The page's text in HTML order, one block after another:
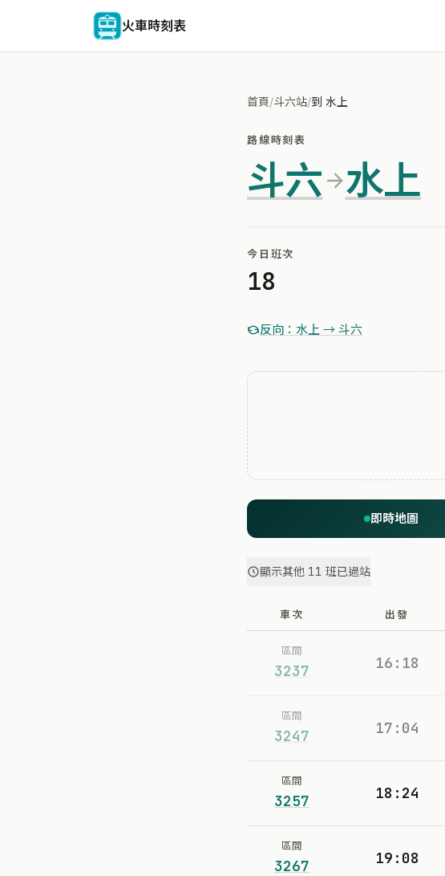
火車時刻表
首頁/斗六站/到 水上
路線時刻表
斗六 水上
今日班次
18
反向：水上 → 斗六
即時地圖
顯示其他 11 班已過站
車次 出發
區間
3237 16:18
區間
3247 17:04
區間
3257 18:24
區間
3267 19:08